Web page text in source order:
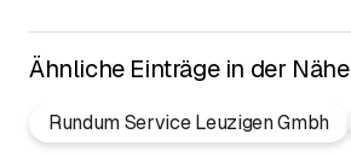
3226 Treiten
3233 Tschugg
Ähnliche Einträge in der Nähe
Rundum Service Leuzigen Gmbh